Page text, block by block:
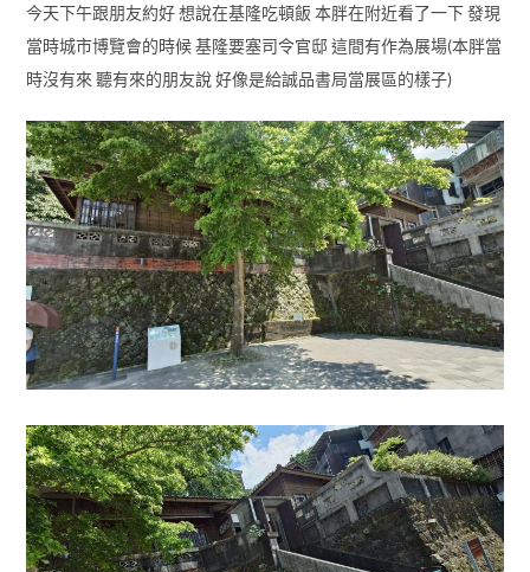
今天下午跟朋友約好 想說在基隆吃頓飯 本胖在附近看了一下 發現
當時城市博覽會的時候 基隆要塞司令官邸 這間有作為展場(本胖當
時沒有來 聽有來的朋友說 好像是給誠品書局當展區的樣子)